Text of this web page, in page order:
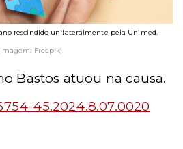
rescindido unilateralmente pela Unimed.
Freepik)
Bastos atuou na causa.
45.2024.8.07.0020